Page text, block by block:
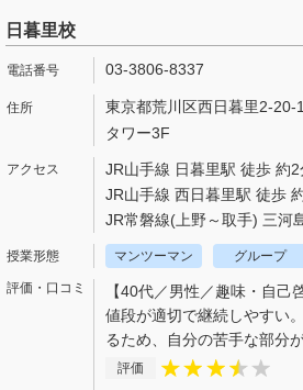
日暮里校
03-3806-8337
東京都荒川区西日暮里2-20-
タワー3F
JR山手線 日暮里駅 徒歩 約2
JR山手線 西日暮里駅 徒歩
JR常磐線(上野～取手) 三河
マンツーマン グループ
【40代／男性／趣味・自己
値段が適切で継続しやすい
るため、自分の苦手な部分
評価